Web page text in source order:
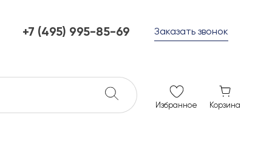
+7 (495) 995-85-69
ежедневно с 10 до 21
Заказать звонок
Избранное Корзина